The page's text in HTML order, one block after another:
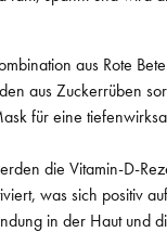
aus Rote
aus Zuckerrüben
für eine
die Vitamin-D-
was sich positiv
in der Haut und